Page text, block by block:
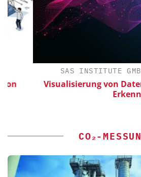
SAS INSTITUTE GMBH /
Visualisierung von Daten
CO₂-